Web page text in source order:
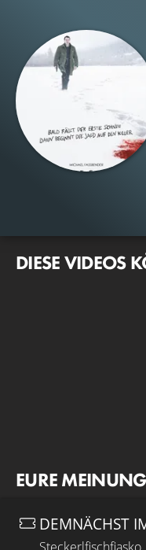
DIESE VIDEOS
EURE
DEMNÄCHST